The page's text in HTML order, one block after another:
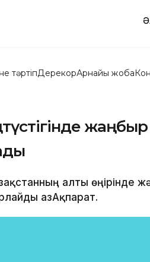
тәртіпДерекқорАрнайы жоба
алты өңірінде
ҚазАқпарат.